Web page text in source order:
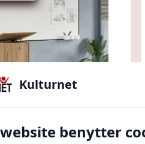
Quick
Kulturnet
benytter